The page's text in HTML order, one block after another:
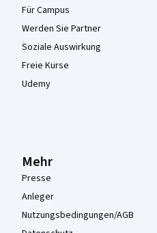
Für Campus
Werden Sie Partner
Soziale Auswirkung
Freie Kurse
Udemy
Mehr
Presse
Anleger
Nutzungsbedingungen/AGB